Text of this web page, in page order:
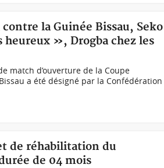
la Guinée Bissau, Seko
», Drogba chez les
match d’ouverture de la Coupe
a été désigné par la Confédération
de réhabilitation du
de 04 mois